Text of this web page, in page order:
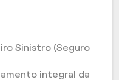
Sinistro (Seguro
integral da